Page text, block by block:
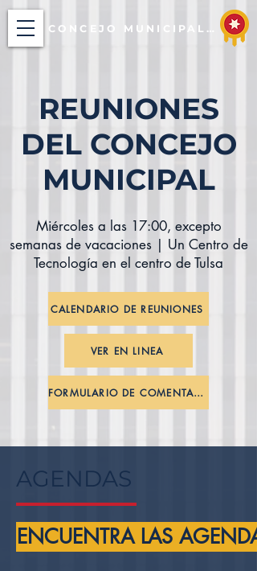
CONCEJO MUNICIPAL DE TULSA
REUNIONES
DEL CONCEJO
MUNICIPAL
Miércoles a las 17:00, excepto
semanas de vacaciones | Un Centro de
Tecnología en el centro de Tulsa
CALENDARIO DE REUNIONES
VER EN LINEA
FORMULARIO DE COMENTARIOS PÚBLICOS
AGENDAS
ENCUENTRA LAS